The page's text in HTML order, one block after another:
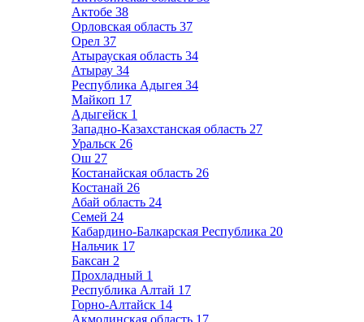
Актобе 38
Орловская область 37
Орел 37
Атырауская область 34
Атырау 34
Республика Адыгея 34
Майкоп 17
Адыгейск 1
Западно-Казахстанская область 27
Уральск 26
Ош 27
Костанайская область 26
Костанай 26
Абай область 24
Семей 24
Кабардино-Балкарская Республика 20
Нальчик 17
Баксан 2
Прохладный 1
Республика Алтай 17
Горно-Алтайск 14
Акмолинская область 17